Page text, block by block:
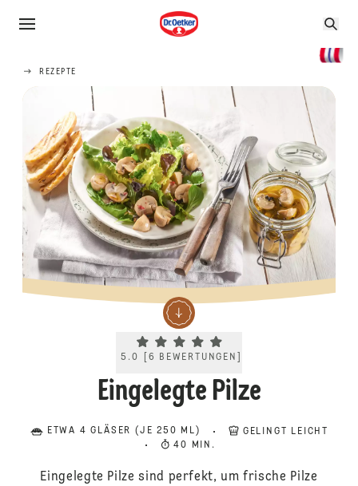
REZEPTE
Current rating 5.0. Click to rate.
5.0 6 BEWERTUNGEN
Eingelegte Pilze
ETWA 4 GLÄSER (JE 250 ML)
GELINGT LEICHT
40 MIN.
Eingelegte Pilze sind perfekt, um frische Pilze